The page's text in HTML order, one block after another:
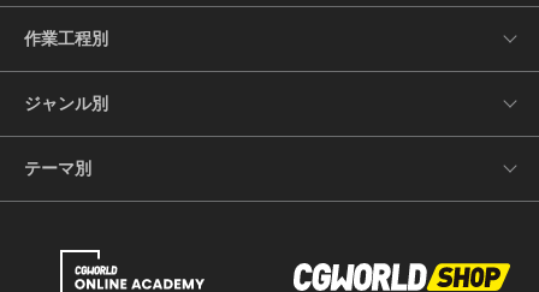
作業工程別
ジャンル別
テーマ別